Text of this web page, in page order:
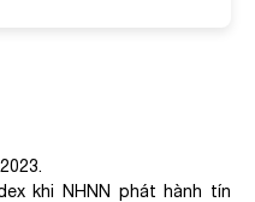
khi NHNN phát hành tín